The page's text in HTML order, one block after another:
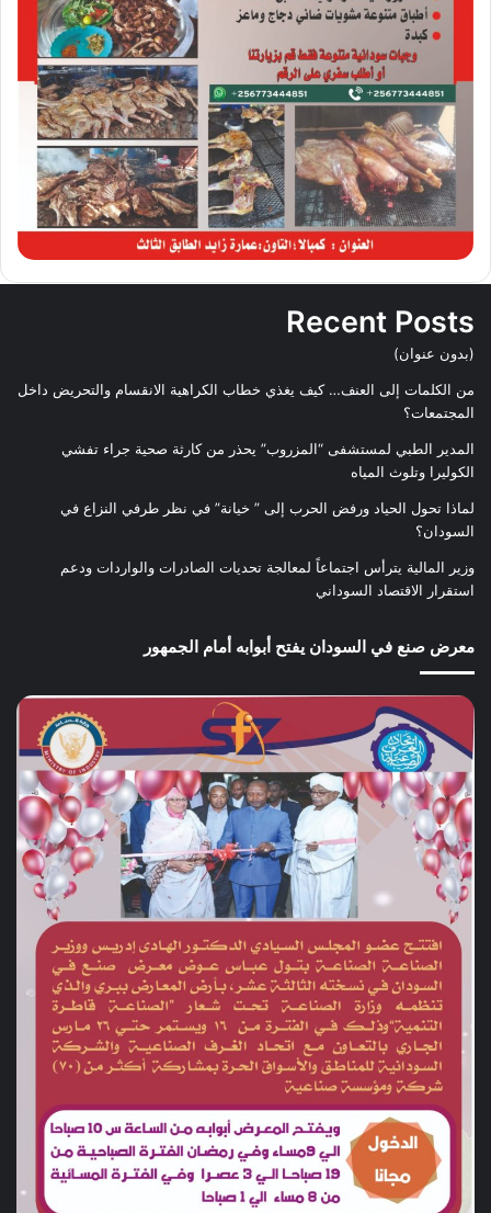
Recent Posts
(بدون عنوان)
من الكلمات إلى العنف… كيف يغذي خطاب الكراهية الانقسام والتحريض داخل
المجتمعات؟
المدير الطبي لمستشفى “المزروب” يحذر من كارثة صحية جراء تفشي
الكوليرا وتلوث المياه
لماذا تحول الحياد ورفض الحرب إلى ” خيانة” في نظر طرفي النزاع في
السودان؟
وزير المالية يترأس اجتماعاً لمعالجة تحديات الصادرات والواردات ودعم
استقرار الاقتصاد السوداني
معرض صنع في السودان يفتح أبوابه أمام الجمهور